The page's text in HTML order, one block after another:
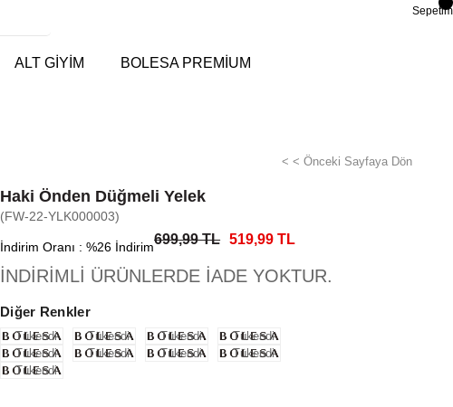
Sepetim
ALT GİYİM BOLESA PREMİUM
< < Önceki Sayfaya Dön
Haki Önden Düğmeli Yelek
(FW-22-YLK000003)
İndirim Oranı : %26 İndirim699,99 TL 519,99 TL
İNDİRİMLİ ÜRÜNLERDE İADE YOKTUR.
Diğer Renkler
Tükendi Tükendi Tükendi
Tükendi
Tükendi
Tükendi Tükendi
Tükendi
Tükendi